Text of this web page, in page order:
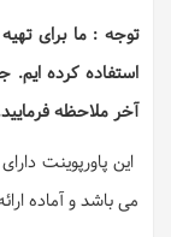
توجه : ما برای
استفاده کرده ایم.
آخر ملاحظه
می باشد و آماده